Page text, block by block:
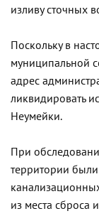
изливу сточных
Поскольку в
муниципальной
адрес
ликвидировать
Неумейки.
При
территории
из места сброса